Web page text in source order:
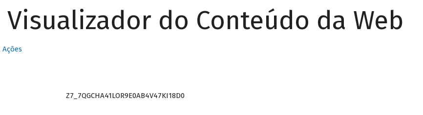
Visualizador do Conteúdo da Web
Ações
Z7_7QGCHA41LOR9E0AB4V47KI18D0